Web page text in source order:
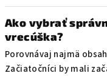
Ako vybrať
vrecúška?
Porovnávaj najmä
Začiatočníci by mali